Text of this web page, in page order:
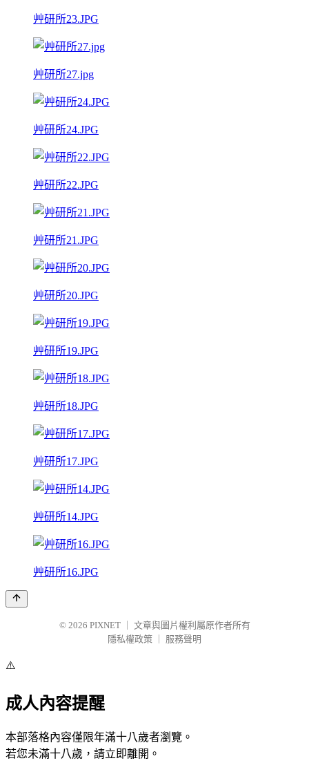
艸研所23.JPG
艸研所27.jpg
艸研所24.JPG
艸研所22.JPG
艸研所21.JPG
艸研所20.JPG
艸研所19.JPG
艸研所18.JPG
艸研所17.JPG
艸研所14.JPG
艸研所16.JPG
© 2026 PIXNET
文章與圖片權利屬原作者所有
隱私權政策
服務聲明
⚠️
成人內容提醒
本部落格內容僅限年滿十八歲者瀏覽。
若您未滿十八歲，請立即離開。